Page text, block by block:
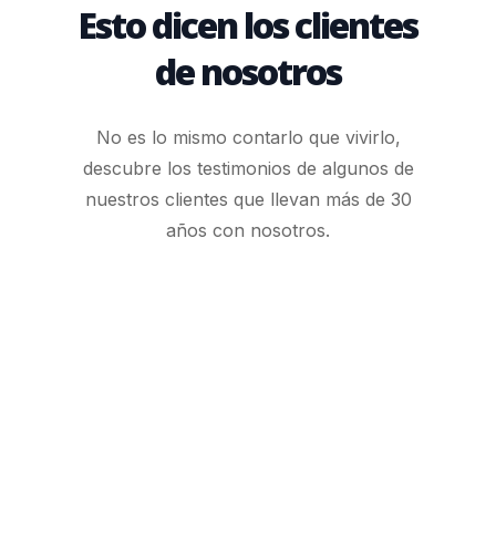
Esto dicen los clientes
de nosotros
No es lo mismo contarlo que vivirlo,
descubre los testimonios de algunos de
nuestros clientes que llevan más de 30
años con nosotros.